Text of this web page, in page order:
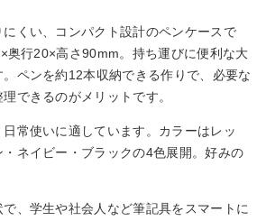
くい、コンパクト設計のペンケースで
奥行20×高さ90mm。持ち運びに便利な大
ペンを約12本収納できる作りで、必要な
できるのがメリットです。
常使いに適しています。カラーはレッ
・ネイビー・ブラックの4色展開。好みの
、学生や社会人など筆記具をスマートに